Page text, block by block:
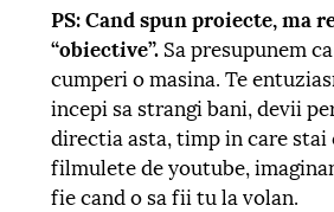
PS: Cand spun proiecte, ma
“obiective”.Sa presupunem
cumperi o masina. Te
incepi sa strangi bani, devii
directia asta, timp in care stai
filmulete de youtube,
fie cand o sa fii tu la volan.